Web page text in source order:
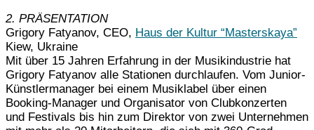
2. PRÄSENTATION
Grigory Fatyanov, CEO, Haus der Kultur “Masterskaya”
Kiew, Ukraine
Mit über 15 Jahren Erfahrung in der Musikindustrie hat
Grigory Fatyanov alle Stationen durchlaufen. Vom Junior-
Künstlermanager bei einem Musiklabel über einen
Booking-Manager und Organisator von Clubkonzerten
und Festivals bis hin zum Direktor von zwei Unternehmen